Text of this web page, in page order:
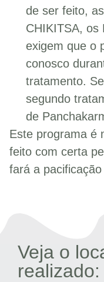
de ser feito,
CHIKITSA, os
exigem que o
conosco
tratamento.
segundo
de
Este programa é
feito com certa
fará a
Veja o
realizado: